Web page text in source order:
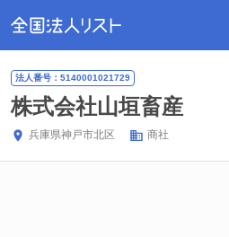
法人番号：5140001021729
株式会社山垣畜産
兵庫県神戸市北区 商社